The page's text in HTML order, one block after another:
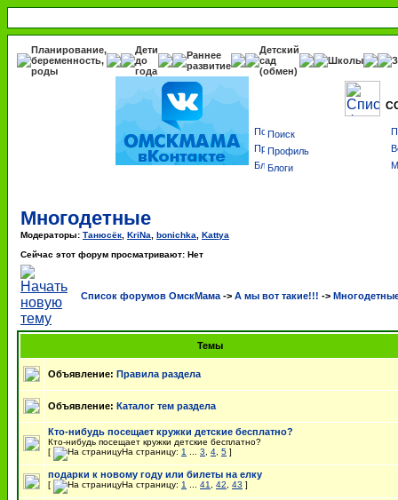
Планирование,
беременность,
роды
Дети
до
года
Раннее
развитие
Детский
сад
(обмен)
Школы
Поиск
Профиль
Блоги
Многодетные
Модераторы: Танюсёк KriNa bonichka
Kattya
Сейчас этот форум просматривают: Нет
Список форумов ОмскМама -> А мы вот такие!!! ->
Темы
Объявление: Правила раздела
Объявление: Каталог тем раздела
Кто-нибудь посещает кружки детские бесплатно?
Кто-нибудь посещает кружки детские бесплатно?
[
На страницу: 1 3 4 5 ]
подарки к новому году или билеты на елку
[ На страницу: 1 41 42 43 ]